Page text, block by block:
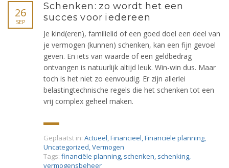
26
SEP
Schenken: zo wordt het een
succes voor iedereen
Je kind(eren), familielid of een goed doel een deel van
je vermogen (kunnen) schenken, kan een fijn gevoel
geven. En iets van waarde of een geldbedrag
ontvangen is natuurlijk altijd leuk. Win-win dus. Maar
toch is het niet zo eenvoudig. Er zijn allerlei
belastingtechnische regels die het schenken tot een
vrij complex geheel maken.
Geplaatst in: Actueel,Financieel,Financiële planning,
Uncategorized,Vermogen
Tags: financiële planning, schenken, schenking,
vermogensbeheer